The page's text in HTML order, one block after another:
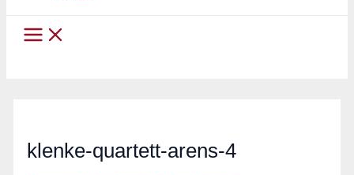
Main
Menu
klenke-quartett-arens-4